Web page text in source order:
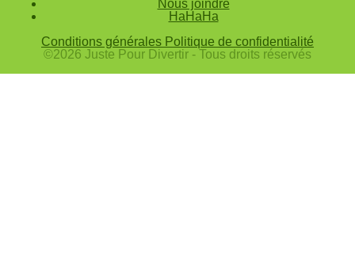
Nous joindre
HaHaHa
Conditions générales Politique de confidentialité
©2026 Juste Pour Divertir - Tous droits réservés
Courriel
Valider